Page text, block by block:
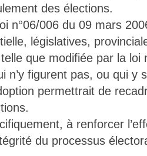
des élections.
n°06/006 du 09 mars
législatives,
que modifiée par la loi
n’y figurent pas, ou qui y
permettrait de
à renforcer
du processus